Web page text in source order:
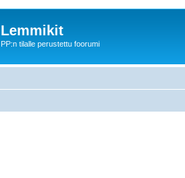
Lemmikit
PP:n tilalle perustettu foorumi